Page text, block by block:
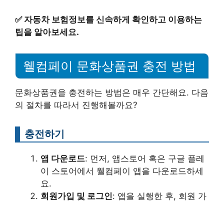
✅ 자동차 보험정보를 신속하게 확인하고 이용하는
팁을 알아보세요.
웰컴페이 문화상품권 충전 방법
문화상품권을 충전하는 방법은 매우 간단해요. 다음
의 절차를 따라서 진행해볼까요?
충전하기
앱 다운로드: 먼저, 앱스토어 혹은 구글 플레
이 스토어에서 웰컴페이 앱을 다운로드하세
요.
회원가입 및 로그인: 앱을 실행한 후, 회원 가